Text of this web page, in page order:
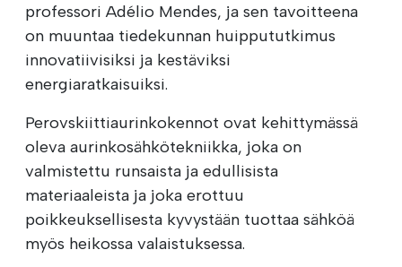
professori Adélio Mendes, ja sen tavoitteena
on muuntaa tiedekunnan huippututkimus
innovatiivisiksi ja kestäviksi
energiaratkaisuiksi.
Perovskiittiaurinkokennot ovat kehittymässä
oleva aurinkosähkötekniikka, joka on
valmistettu runsaista ja edullisista
materiaaleista ja joka erottuu
poikkeuksellisesta kyvystään tuottaa sähköä
myös heikossa valaistuksessa.